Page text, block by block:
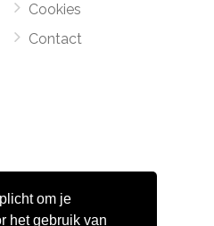
om je
het gebruik van
Cookies
Contact